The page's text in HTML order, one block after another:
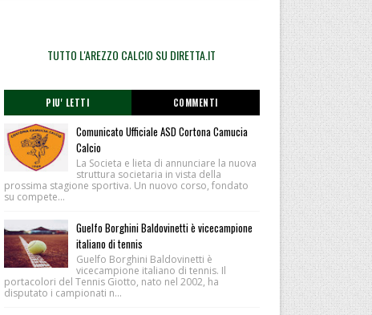
TUTTO L'AREZZO CALCIO SU DIRETTA.IT
PIU' LETTI COMMENTI
Comunicato Ufficiale ASD Cortona Camucia
Calcio
La Societa e lieta di annunciare la nuova
struttura societaria in vista della
prossima stagione sportiva. Un nuovo corso, fondato
su compete...
Guelfo Borghini Baldovinetti è vicecampione
italiano di tennis
Guelfo Borghini Baldovinetti è
vicecampione italiano di tennis. Il
portacolori del Tennis Giotto, nato nel 2002, ha
disputato i campionati n...